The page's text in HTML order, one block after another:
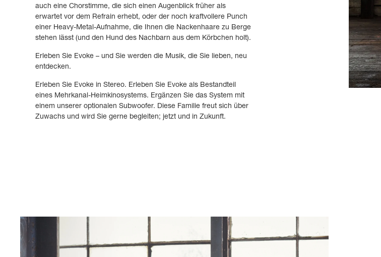
auch eine Chorstimme, die sich einen Augenblick früher als
erwartet vor dem Refrain erhebt, oder der noch kraftvollere Punch
einer Heavy-Metal-Aufnahme, die Ihnen die Nackenhaare zu Berge
stehen lässt (und den Hund des Nachbarn aus dem Körbchen holt).
Erleben Sie Evoke – und Sie werden die Musik, die Sie lieben, neu
entdecken.
Erleben Sie Evoke in Stereo. Erleben Sie Evoke als Bestandteil
eines Mehrkanal-Heimkinosystems. Ergänzen Sie das System mit
einem unserer optionalen Subwoofer. Diese Familie freut sich über
Zuwachs und wird Sie gerne begleiten; jetzt und in Zukunft.